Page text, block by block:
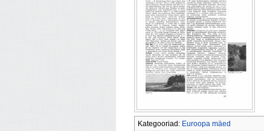
Kategooriad: Euroopa mäed